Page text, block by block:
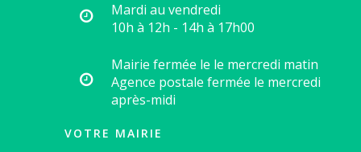
Mardi au vendredi
10h à 12h - 14h à 17h00
Mairie fermée le le mercredi matin
Agence postale fermée le mercredi
après-midi
VOTRE MAIRIE